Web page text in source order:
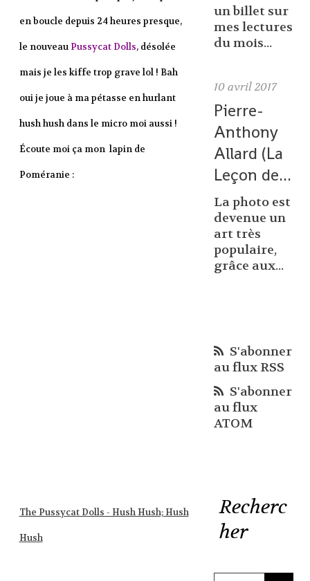
en boucle depuis 24 heures presque,
le nouveauPussycat Dolls, désolée
mais je les kiffe trop grave lol ! Bah
oui je joue à ma pétasse en hurlant
hush hush dans le micro moi aussi !
Écoute moi ça mon lapin de
Poméranie :
The Pussycat Dolls - Hush Hush; Hush
Hush
un billet sur
mes lectures
du mois...
10 avril 2017
Pierre-
Anthony
Allard (La
Leçon de...
La photo est
devenue un
art très
populaire,
grâce aux...
S'abonner
au flux RSS
S'abonner
au flux
ATOM
Recherc
her